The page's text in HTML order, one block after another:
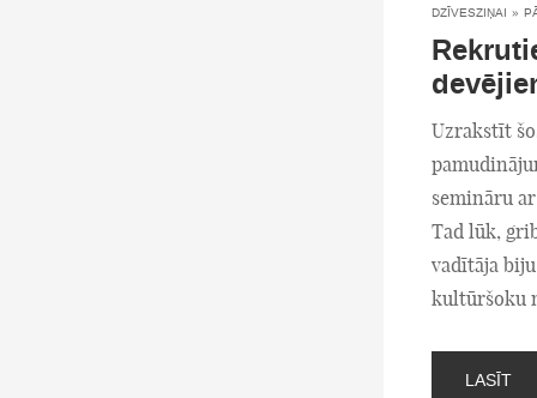
DZĪVESZIŅAI »
Uzrakstīt
semināru
Tad lūk,
vadītāja
kultūršoku
LASĪT